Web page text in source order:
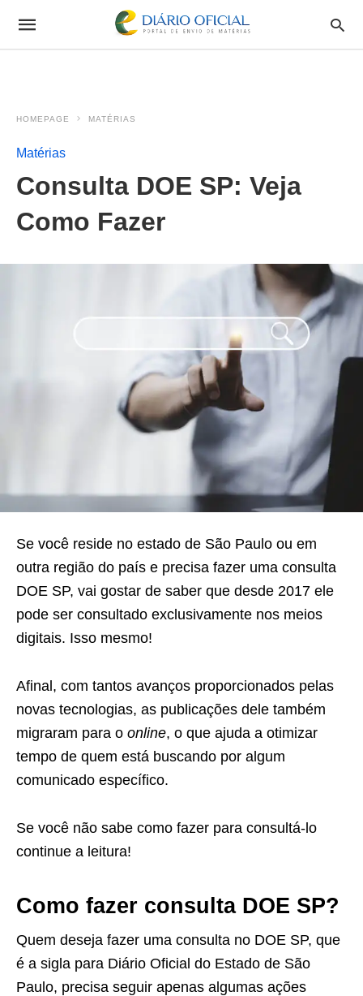
HOMEPAGE MATÉRIAS
Matérias
Consulta DOE SP: Veja
Como Fazer
Se você reside no estado de São Paulo ou em
outra região do país e precisa fazer uma consulta
DOE SP, vai gostar de saber que desde 2017 ele
pode ser consultado exclusivamente nos meios
digitais. Isso mesmo!
Afinal, com tantos avanços proporcionados pelas
novas tecnologias, as publicações dele também
migraram para o online, o que ajuda a otimizar
tempo de quem está buscando por algum
comunicado específico.
Se você não sabe como fazer para consultá-lo
continue a leitura!
Como fazer consulta DOE SP?
Quem deseja fazer uma consulta no DOE SP, que
é a sigla para Diário Oficial do Estado de São
Paulo, precisa seguir apenas algumas ações